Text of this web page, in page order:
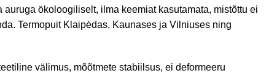
auruga ökoloogiliselt, ilma keemiat kasutamata, mistõttu ei
Termopuit Klaipėdas, Kaunases ja Vilniuses ning
välimus, mõõtmete stabiilsus, ei deformeeru